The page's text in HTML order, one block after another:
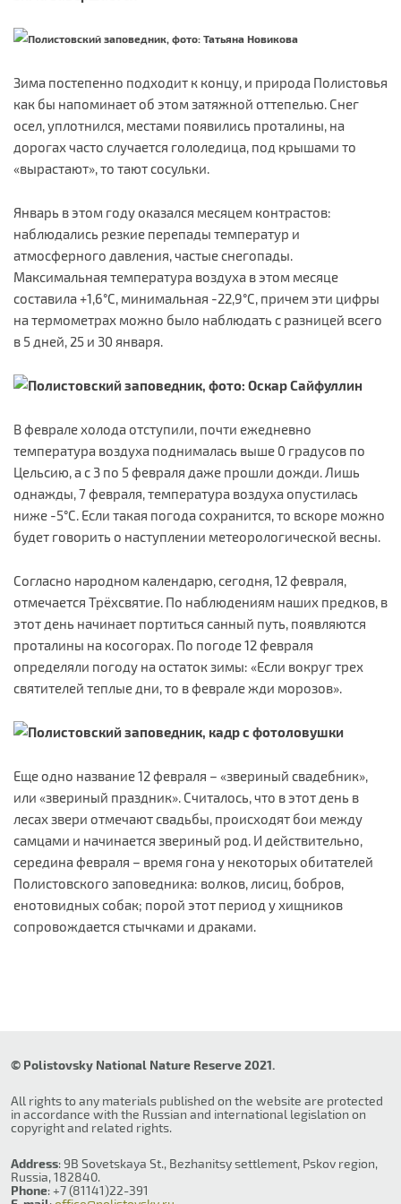
Зима постепенно подходит к концу, и природа Полистовья
как бы напоминает об этом затяжной оттепелью. Снег
осел, уплотнился, местами появились проталины, на
дорогах часто случается гололедица, под крышами то
«вырастают», то тают сосульки.
Январь в этом году оказался месяцем контрастов:
наблюдались резкие перепады температур и
атмосферного давления, частые снегопады.
Максимальная температура воздуха в этом месяце
составила +1,6°С, минимальная -22,9°С, причем эти цифры
на термометрах можно было наблюдать с разницей всего
в 5 дней, 25 и 30 января.
В феврале холода отступили, почти ежедневно
температура воздуха поднималась выше 0 градусов по
Цельсию, а с 3 по 5 февраля даже прошли дожди. Лишь
однажды, 7 февраля, температура воздуха опустилась
ниже -5°С. Если такая погода сохранится, то вскоре можно
будет говорить о наступлении метеорологической весны.
Согласно народном календарю, сегодня, 12 февраля,
отмечается Трёхсвятие. По наблюдениям наших предков, в
этот день начинает портиться санный путь, появляются
проталины на косогорах. По погоде 12 февраля
определяли погоду на остаток зимы: «Если вокруг трех
святителей теплые дни, то в феврале жди морозов».
Еще одно название 12 февраля – «звериный свадебник»,
или «звериный праздник». Считалось, что в этот день в
лесах звери отмечают свадьбы, происходят бои между
самцами и начинается звериный род. И действительно,
середина февраля – время гона у некоторых обитателей
Полистовского заповедника: волков, лисиц, бобров,
енотовидных собак; порой этот период у хищников
сопровождается стычками и драками.
© Polistovsky National Nature Reserve 2021.
All rights to any materials published on the website are protected
in accordance with the Russian and international legislation on
copyright and related rights.
Address: 9B Sovetskaya St., Bezhanitsy settlement, Pskov region,
Russia, 182840.
Phone: +7 (81141)22-391